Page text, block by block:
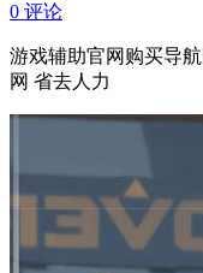
0 评论
游戏辅助官网购买导
网 省去人力